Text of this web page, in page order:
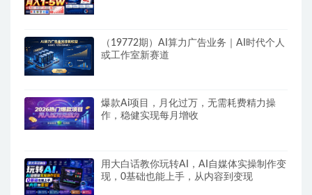
（19772期）AI算力广告业务｜AI时代个人
或工作室新赛道
爆款Ai项目，月化过万，无需耗费精力操
作，稳健实现每月增收
用大白话教你玩转AI，AI自媒体实操制作变
现，0基础也能上手，从内容到变现